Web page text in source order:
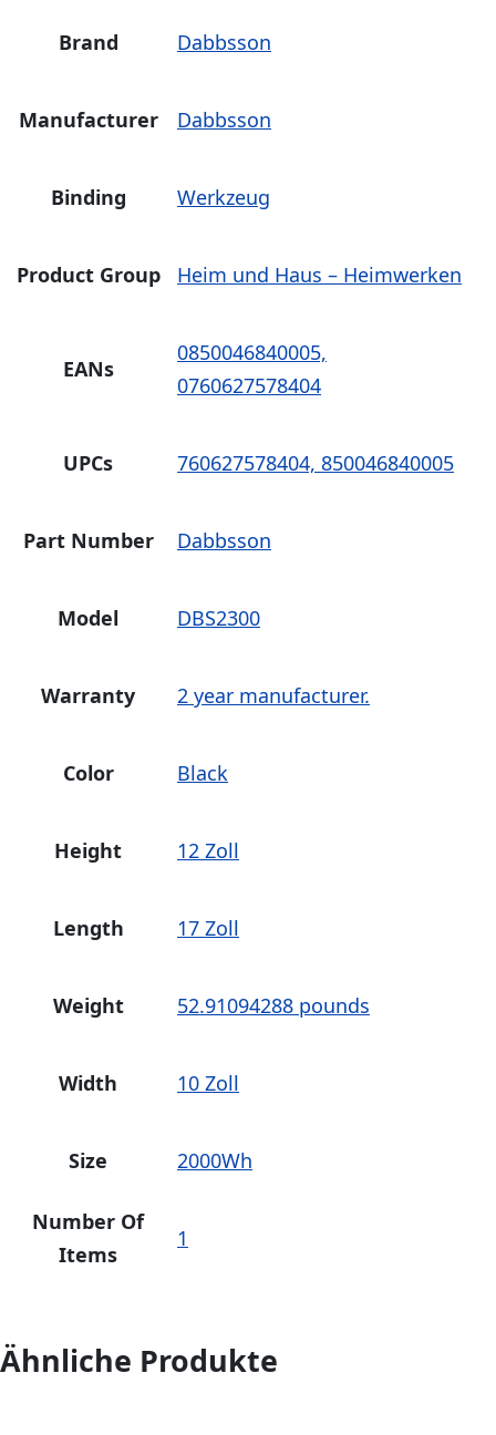
Brand Dabbsson
Manufacturer Dabbsson
Binding Werkzeug
Product Group Heim und Haus – Heimwerken
EANs
0850046840005,
0760627578404
UPCs 760627578404, 850046840005
Part Number Dabbsson
Model DBS2300
Warranty 2 year manufacturer.
Color Black
Height 12 Zoll
Length 17 Zoll
Weight 52.91094288 pounds
Width 10 Zoll
Size 2000Wh
Number Of
Items
1
Ähnliche Produkte